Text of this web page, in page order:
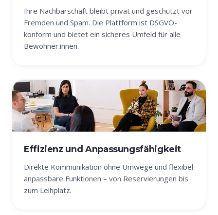
Ihre Nachbarschaft bleibt privat und geschützt vor
Fremden und Spam. Die Plattform ist DSGVO-
konform und bietet ein sicheres Umfeld für alle
Bewohner:innen.
Effizienz und Anpassungsfähigkeit
Direkte Kommunikation ohne Umwege und flexibel
anpassbare Funktionen – von Reservierungen bis
zum Leihplatz.